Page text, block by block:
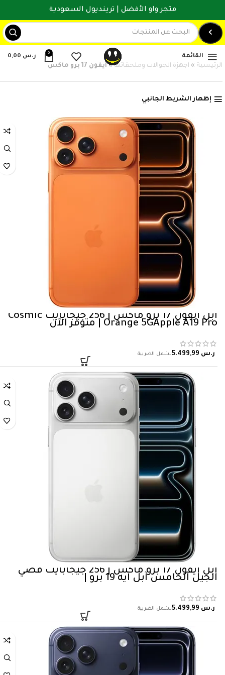
القائمة
0
ر.س
الرئيسية » اجهزة الجوالات وملحقاتها»آيفون 17 برو ماكس
إظهار الشريط الجانبي
ابل آيفون 17 برو ماكس | 256 جيجابايت Cosmic
Orange 5‎GApple A19‎ Pro | متوفر الآن
ر.س
ابل آيفون 17 برو ماكس | 256 جيجابايت فضي
الجيل الخامس آبل آيه 19 برو |
ر.س
متجر واو الأفضل | ترينديول السعودية